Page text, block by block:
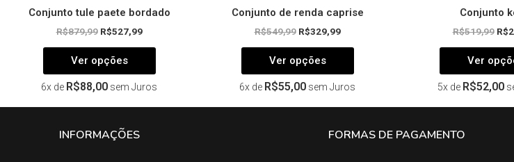
Conjunto tule paete bordado
R$879,99 R$527,99
Ver opções
6x de R$88,00 sem Juros
Conjunto de renda caprise
R$549,99 R$329,99
Ver opções
6x de R$55,00 sem Juros
Conjunto
R$519,99 R$
Ver
5x de R$52,00
INFORMAÇÕES FORMAS DE PAGAMENTO